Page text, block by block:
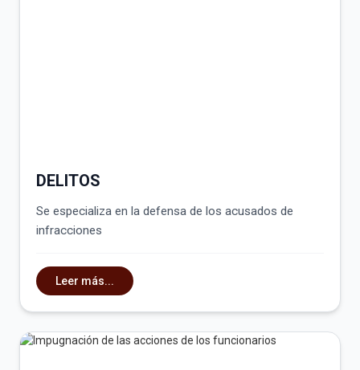
DELITOS
Se especializa en la defensa de los acusados de
infracciones
Leer más...